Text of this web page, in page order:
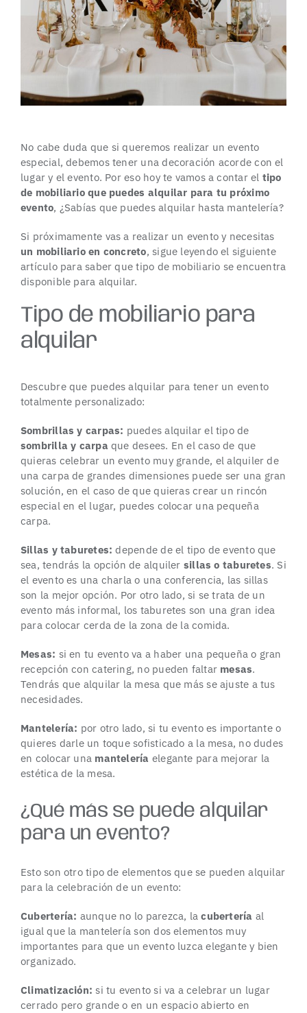
No cabe duda que si queremos realizar un evento
especial, debemos tener una decoración acorde con el
lugar y el evento. Por eso hoy te vamos a contar el tipo
de mobiliario que puedes alquilar para tu próximo
evento, ¿Sabías que puedes alquilar hasta mantelería?
Si próximamente vas a realizar un evento y necesitas
un mobiliario en concreto, sigue leyendo el siguiente
artículo para saber que tipo de mobiliario se encuentra
disponible para alquilar.
Tipo de mobiliario para
alquilar
Descubre que puedes alquilar para tener un evento
totalmente personalizado:
Sombrillas y carpas: puedes alquilar el tipo de
sombrilla y carpa que desees. En el caso de que
quieras celebrar un evento muy grande, el alquiler de
una carpa de grandes dimensiones puede ser una gran
solución, en el caso de que quieras crear un rincón
especial en el lugar, puedes colocar una pequeña
carpa.
Sillas y taburetes: depende de el tipo de evento que
sea, tendrás la opción de alquiler sillas o taburetes. Si
el evento es una charla o una conferencia, las sillas
son la mejor opción. Por otro lado, si se trata de un
evento más informal, los taburetes son una gran idea
para colocar cerda de la zona de la comida.
Mesas: si en tu evento va a haber una pequeña o gran
recepción con catering, no pueden faltar mesas.
Tendrás que alquilar la mesa que más se ajuste a tus
necesidades.
Mantelería: por otro lado, si tu evento es importante o
quieres darle un toque sofisticado a la mesa, no dudes
en colocar una mantelería elegante para mejorar la
estética de la mesa.
¿Qué más se puede alquilar
para un evento?
Esto son otro tipo de elementos que se pueden alquilar
para la celebración de un evento:
Cubertería: aunque no lo parezca, lacubertería al
igual que la mantelería son dos elementos muy
importantes para que un evento luzca elegante y bien
organizado.
Climatización: si tu evento si va a celebrar un lugar
cerrado pero grande o en un espacio abierto en